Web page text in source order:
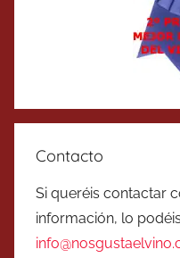
Contacto
Si queréis contactar
información, lo